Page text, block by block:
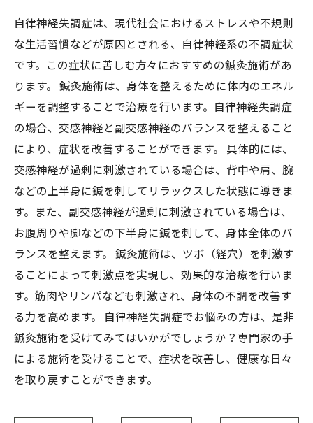
自律神経失調症は、現代社会におけるストレスや不規則
な生活習慣などが原因とされる、自律神経系の不調症状
です。この症状に苦しむ方々におすすめの鍼灸施術があ
ります。 鍼灸施術は、身体を整えるために体内のエネル
ギーを調整することで治療を行います。自律神経失調症
の場合、交感神経と副交感神経のバランスを整えること
により、症状を改善することができます。 具体的には、
交感神経が過剰に刺激されている場合は、背中や肩、腕
などの上半身に鍼を刺してリラックスした状態に導きま
す。また、副交感神経が過剰に刺激されている場合は、
お腹周りや脚などの下半身に鍼を刺して、身体全体のバ
ランスを整えます。 鍼灸施術は、ツボ（経穴）を刺激す
ることによって刺激点を実現し、効果的な治療を行いま
す。筋肉やリンパなども刺激され、身体の不調を改善す
る力を高めます。 自律神経失調症でお悩みの方は、是非
鍼灸施術を受けてみてはいかがでしょうか？専門家の手
による施術を受けることで、症状を改善し、健康な日々
を取り戻すことができます。